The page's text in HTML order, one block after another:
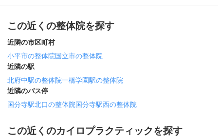
この近くの整体院を探す
近隣の市区町村
小平市の整体院国立市の整体院
近隣の駅
北府中駅の整体院一橋学園駅の整体院
近隣のバス停
国分寺駅北口の整体院国分寺駅西の整体院
この近くのカイロプラクティックを探す